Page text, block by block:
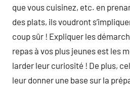
que vous cuisinez, etc. en
des plats, ils voudront
coup sûr ! Expliquer les
repas à vos plus jeunes est les
larder leur curiosité ! De plus,
leur donner une base sur la